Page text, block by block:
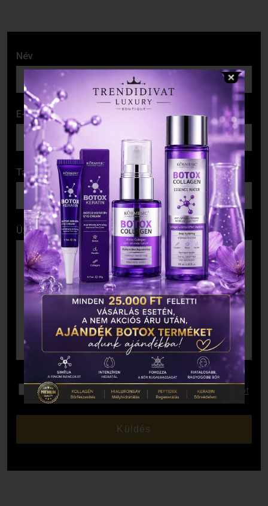
Név
E-mail cím
Tárgy
Üzenet
Elolvastam és elfogadom az Adatkezelési Tájékoztatót